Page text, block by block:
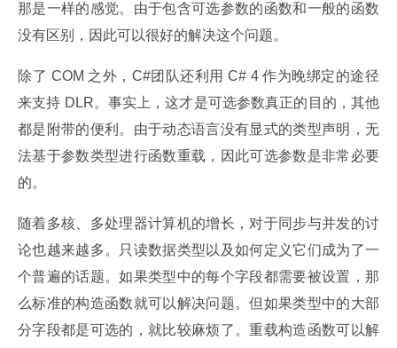
那是一样的感觉。由于包含可选参数的函数和一般的函数
没有区别，因此可以很好的解决这个问题。
除了 COM 之外，C#团队还利用 C# 4 作为晚绑定的途径
来支持 DLR。事实上，这才是可选参数真正的目的，其他
都是附带的便利。由于动态语言没有显式的类型声明，无
法基于参数类型进行函数重载，因此可选参数是非常必要
的。
随着多核、多处理器计算机的增长，对于同步与并发的讨
论也越来越多。只读数据类型以及如何定义它们成为了一
个普遍的话题。如果类型中的每个字段都需要被设置，那
么标准的构造函数就可以解决问题。但如果类型中的大部
分字段都是可选的，就比较麻烦了。重载构造函数可以解